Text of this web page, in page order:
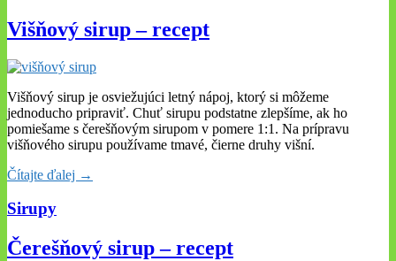
Višňový sirup – recept
Višňový sirup je osviežujúci letný nápoj, ktorý si môžeme
jednoducho pripraviť. Chuť sirupu podstatne zlepšíme, ak ho
pomiešame s čerešňovým sirupom v pomere 1:1. Na prípravu
višňového sirupu používame tmavé, čierne druhy višní.
Čítajte ďalej →
Sirupy
Čerešňový sirup – recept